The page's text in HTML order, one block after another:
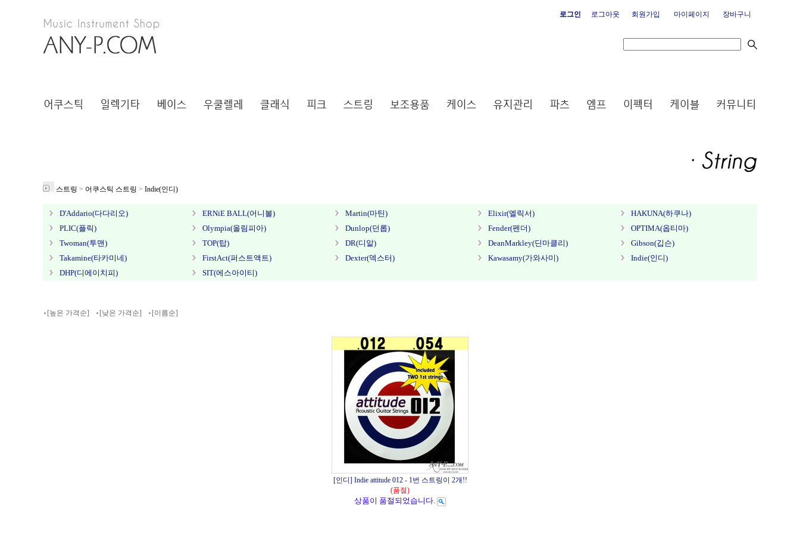
로그인 로그아웃 회원가입 마이페이지 장바구니
스트링 > 어쿠스틱 스트링 > Indie(인디)
D'Addario(다다리오) ERNiE BALL(어니볼) Martin(마틴) Elixir(엘릭서)
HAKUNA(하쿠나)
PLIC(플릭)
Olympia(올림피아) Dunlop(던롭) Fender(펜더)
OPTIMA(옵티마)
Twoman(투맨)
TOP(탑) DR(디알) DeanMarkley(딘마클리)
Gibson(깁슨)
Takamine(타카미네)
FirstAct(퍼스트액트) Dexter(덱스터) Kawasamy(가와사미)
Indie(인디)
DHP(디에이치피)
SIT(에스아이티)
[높은 가격순] [낮은 가격순] [이름순]
[인디] Indie attitude 012 - 1번 스트링이 2개!!
(품절)
상품이 품절되었습니다.